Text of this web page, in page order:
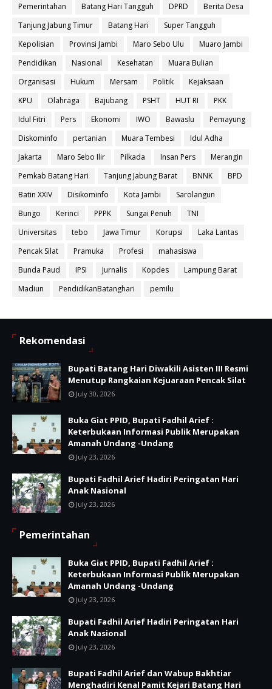
Pemerintahan
Batang Hari Tangguh DPRD
Berita Desa
Tanjung Jabung Timur
Batang Hari
Super Tangguh
Kepolisian
Provinsi Jambi Maro Sebo Ulu
Muaro Jambi
Pendidikan
Nasional Kesehatan
Muara Bulian
Organisasi
Hukum Mersam Politik
Kejaksaan
KPU
Olahraga Bajubang PSHT HUT RI
PKK
Idul Fitri
Pers Ekonomi IWO Bawaslu
Pemayung
Diskominfo
pertanian Muara Tembesi
Idul Adha
Jakarta
Maro Sebo Ilir Pilkada Insan Pers
Merangin
Pemkab Batang Hari
Tanjung Jabung Barat BNNK
BPD
Batin XXIV
Disikominfo Kota Jambi
Sarolangun
Bungo
Kerinci PPPK Sungai Penuh
TNI
Universitas
tebo Jawa Timur Korupsi
Laka Lantas
Pencak Silat
Pramuka Profesi
mahasiswa
Bunda Paud
IPSI Jurnalis Kopdes
Lampung Barat
Madiun
PendidikanBatanghari pemilu
Rekomendasi
Bupati Batang Hari Diwakili Asisten III Resmi
Menutup Rangkaian Kejuaraan Pencak Silat
July 30, 2026
Buka Giat PPID, Bupati Fadhil Arief :
Keterbukaan Informasi Publik Merupakan
Amanah Undang -Undang
July 23, 2026
Bupati Fadhil Arief Hadiri Peringatan Hari
Anak Nasional
July 23, 2026
Pemerintahan
Buka Giat PPID, Bupati Fadhil Arief :
Keterbukaan Informasi Publik Merupakan
Amanah Undang -Undang
July 23, 2026
Bupati Fadhil Arief Hadiri Peringatan Hari
Anak Nasional
July 23, 2026
Bupati Fadhil Arief dan Wabup Bakhtiar
Menghadiri Kenal Pamit Kejari Batang Hari